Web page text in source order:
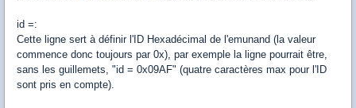
id =:
Cette ligne sert à définir l'ID Hexadécimal de l'emunand (la valeur
commence donc toujours par 0x), par exemple la ligne pourrait être,
sans les guillemets, "id = 0x09AF" (quatre caractères max pour l'ID
sont pris en compte).